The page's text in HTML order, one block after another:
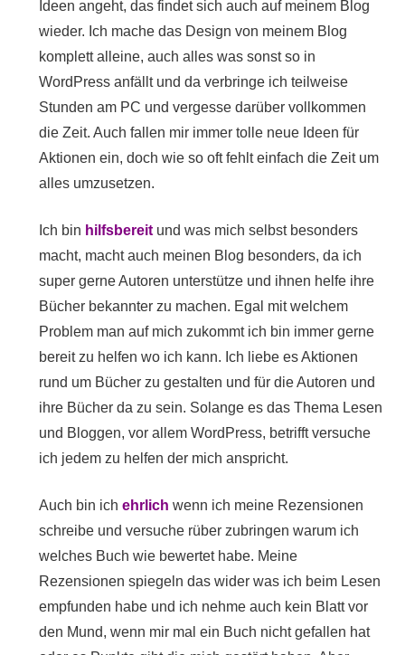
Ideen angeht, das findet sich auch auf meinem Blog
wieder. Ich mache das Design von meinem Blog
komplett alleine, auch alles was sonst so in
WordPress anfällt und da verbringe ich teilweise
Stunden am PC und vergesse darüber vollkommen
die Zeit. Auch fallen mir immer tolle neue Ideen für
Aktionen ein, doch wie so oft fehlt einfach die Zeit um
alles umzusetzen.
Ich bin hilfsbereitund was mich selbst besonders
macht, macht auch meinen Blog besonders, da ich
super gerne Autoren unterstütze und ihnen helfe ihre
Bücher bekannter zu machen. Egal mit welchem
Problem man auf mich zukommt ich bin immer gerne
bereit zu helfen wo ich kann. Ich liebe es Aktionen
rund um Bücher zu gestalten und für die Autoren und
ihre Bücher da zu sein. Solange es das Thema Lesen
und Bloggen, vor allem WordPress, betrifft versuche
ich jedem zu helfen der mich anspricht.
Auch bin ich ehrlich wenn ich meine Rezensionen
schreibe und versuche rüber zubringen warum ich
welches Buch wie bewertet habe. Meine
Rezensionen spiegeln das wider was ich beim Lesen
empfunden habe und ich nehme auch kein Blatt vor
den Mund, wenn mir mal ein Buch nicht gefallen hat